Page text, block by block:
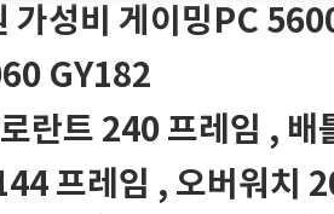
가성비 게이밍PC
GY182
란트 240 프레임 , 배
프레임 , 오버워치